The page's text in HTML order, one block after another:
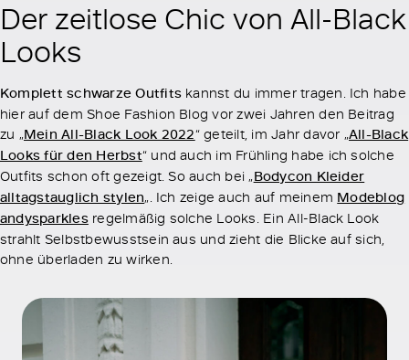
Der zeitlose Chic von All-Black
Looks
Komplett schwarze Outfits kannst du immer tragen. Ich habe
hier auf dem Shoe Fashion Blog vor zwei Jahren den Beitrag
zu „Mein All-Black Look 2022“ geteilt, im Jahr davor „All-Black
Looks für den Herbst“ und auch im Frühling habe ich solche
Outfits schon oft gezeigt. So auch bei „Bodycon Kleider
alltagstauglich stylen„. Ich zeige auch auf meinem Modeblog
andysparklesregelmäßig solche Looks. Ein All-Black Look
strahlt Selbstbewusstsein aus und zieht die Blicke auf sich,
ohne überladen zu wirken.